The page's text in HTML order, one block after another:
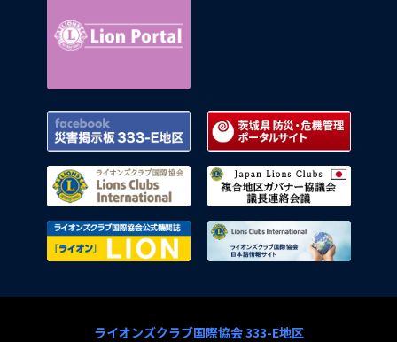
Facebook 災害掲示板 333-E地区
ライオンズクラブ国際協会
ライオンズクラブ国際協会公式機関
ライオンズクラブ国際協会 333-E地区